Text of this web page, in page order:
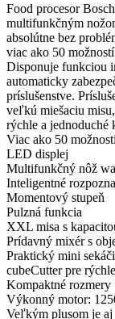
Food procesor
multifunkčným
absolútne bez
viac ako 50
Disponuje funkciou
automaticky
príslušenstve.
veľkú miešaciu
rýchle a jednoduché
Viac ako 50
LED displej
Multifunkčný nôž
Inteligentné
Momentový stupeň
Pulzná funkcia
XXL misa s
Prídavný mixér s
Praktický mini
cubeCutter pre
Kompaktné rozmery
Výkonný motor:
Veľkým plusom je